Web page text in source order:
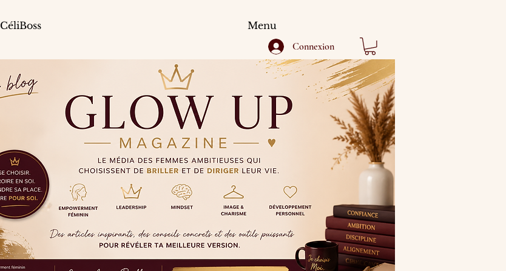
CéliBoss
Menu
Connexion